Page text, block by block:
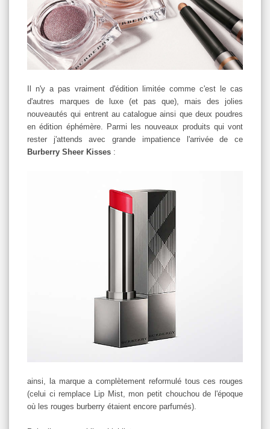
Il n'y a pas vraiment d'édition limitée comme c'est le cas
d'autres marques de luxe (et pas que), mais des jolies
nouveautés qui entrent au catalogue ainsi que deux poudres
en édition éphémère. Parmi les nouveaux produits qui vont
rester j'attends avec grande impatience l'arrivée de ce
Burberry Sheer Kisses :
ainsi, la marque a complètement reformulé tous ces rouges
(celui ci remplace Lip Mist, mon petit chouchou de l'époque
où les rouges burberry étaient encore parfumés).